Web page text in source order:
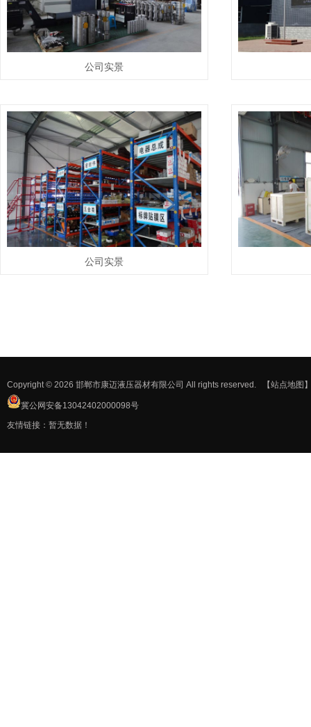
公司实景
公司实景
Copyright © 2026 邯郸市康迈液压器材有限公司 All rights reserved. 【站点地图
冀公网安备13042402000098号
友情链接：暂无数据！